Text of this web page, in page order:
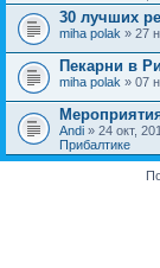
30 лучших
miha polak » 27
Пекарни в
miha polak » 07
Andi » 24 окт,
Прибалтике